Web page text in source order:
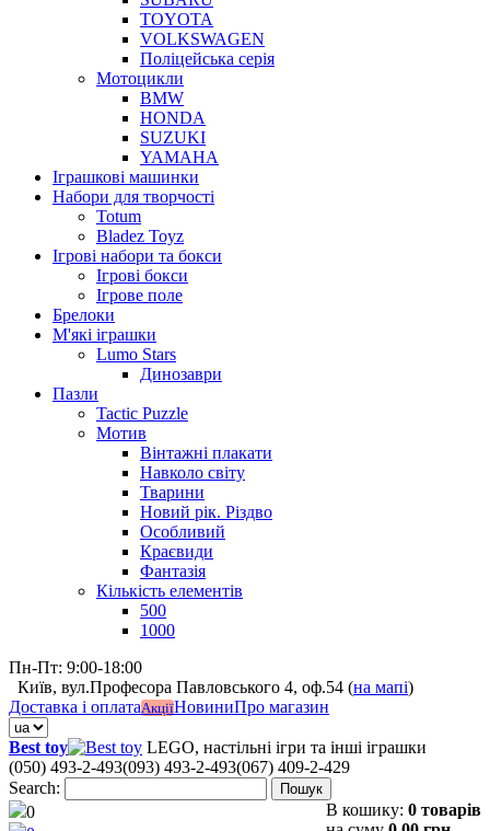
TOYOTA
VOLKSWAGEN
Поліцейська серія
Мотоцикли
BMW
HONDA
SUZUKI
YAMAHA
Іграшкові машинки
Набори для творчості
Totum
Bladez Toyz
Ігрові набори та бокси
Ігрові бокси
Ігрове поле
Брелоки
М'які іграшки
Lumo Stars
Динозаври
Пазли
Tactic Puzzle
Мотив
Вінтажні плакати
Навколо світу
Тварини
Новий рік. Різдво
Особливий
Краєвиди
Фантазія
Кількість елементів
500
1000
Пн-Пт: 9:00-18:00
Київ, вул.Професора Павловського 4, оф.54 (на мапі)
Доставка і оплатаАкціїНовиниПро магазин
Best toy
LEGO, настільні ігри та інші іграшки
(050) 493-2-493(093) 493-2-493(067) 409-2-429
Search:
Пошук
0 В кошику: 0 товарів